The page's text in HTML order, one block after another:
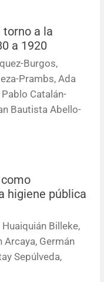
a la
a 1920
Burgos,
Prambs, Ada
Catalán-
Bautista Abello-
higiene pública
Billeke,
Arcaya, Germán
Sepúlveda,